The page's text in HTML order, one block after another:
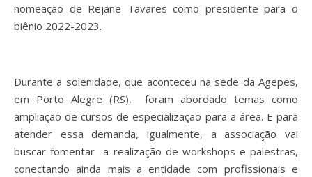
nomeação de Rejane Tavares como presidente para o
biênio 2022-2023.
Durante a solenidade, que aconteceu na sede da Agepes,
em Porto Alegre (RS), foram abordado temas como
ampliação de cursos de especialização para a área. E para
atender essa demanda, igualmente, a associação vai
buscar fomentar a realização de workshops e palestras,
conectando ainda mais a entidade com profissionais e